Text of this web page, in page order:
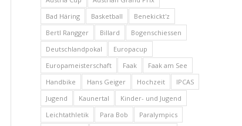
Bad Häring
Basketball
Benekickt'z
Bertl Rangger
Billard
Bogenschiessen
Deutschlandpokal
Europacup
Europameisterschaft
Faak
Faak am See
Handbike
Hans Geiger Hochzeit
IPCAS
Jugend
Kaunertal
Kinder- und Jugend
Leichtathletik
Para Bob
Paralympics